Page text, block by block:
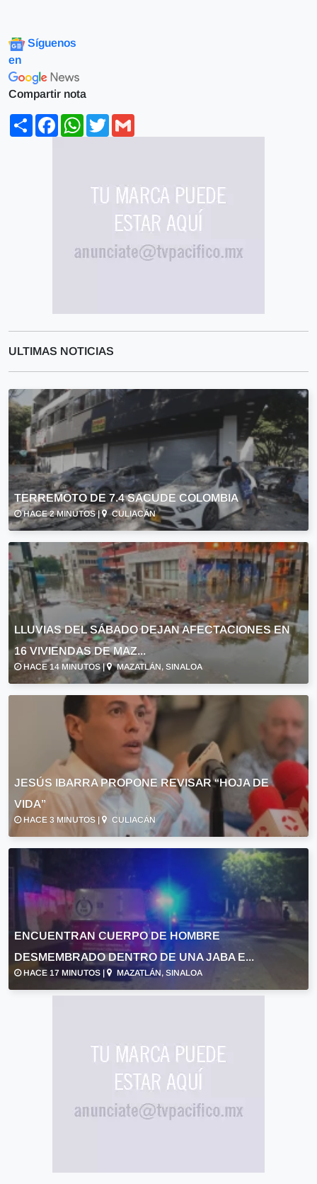
Síguenos
en
Compartir nota
ShareFacebookWhatsApp
Twitter
ULTIMAS NOTICIAS
TERREMOTO DE 7.4 SACUDE COLOMBIA
HACE 2 MINUTOS | CULIACÁN
LLUVIAS DEL SÁBADO DEJAN AFECTACIONES EN
16 VIVIENDAS DE MAZ...
HACE 14 MINUTOS | MAZATLÁN, SINALOA
JESÚS IBARRA PROPONE REVISAR “HOJA DE
VIDA”
HACE 3 MINUTOS | CULIACÁN
ENCUENTRAN CUERPO DE HOMBRE
DESMEMBRADO DENTRO DE UNA JABA E...
HACE 17 MINUTOS | MAZATLÁN, SINALOA